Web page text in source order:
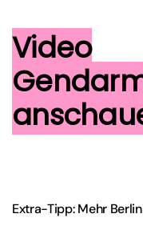
Video
Extra-Tipp: Mehr